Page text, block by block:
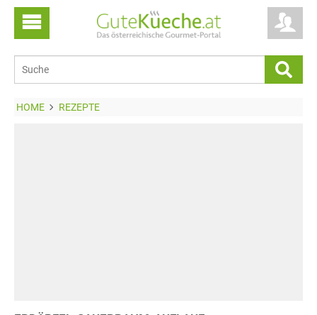
HOME REZEPTE